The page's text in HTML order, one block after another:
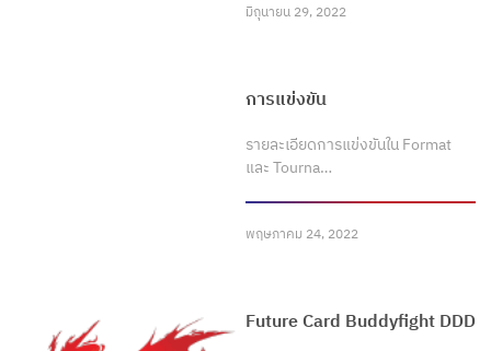
มิถุนายน 29, 2022
การแข่งขัน
รายละเอียดการแข่งขันใน Format
และ Tourna…
พฤษภาคม 24, 2022
Future Card Buddyfight DDD